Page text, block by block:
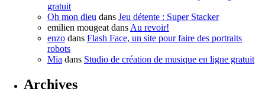
gratuit
Oh mon dieu dans Jeu détente : Super Stacker
emilien mougeat dans Au revoir!
enzo dans Flash Face, un site pour faire des portraits
robots
Mia dans Studio de création de musique en ligne gratuit
Archives